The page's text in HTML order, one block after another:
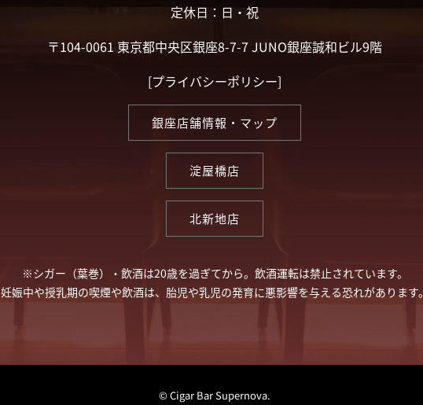
定休日：日・祝
〒104-0061 東京都中央区銀座8-7-7 JUNO銀座誠和ビル9階
[プライバシーポリシー]
銀座店舗情報・マップ
淀屋橋店
北新地店
※シガー（葉巻）・飲酒は20歳を過ぎてから。飲酒運転は禁止されています。
妊娠中や授乳期の喫煙や飲酒は、胎児や乳児の発育に悪影響を与える恐れがあります。
© Cigar Bar Supernova.